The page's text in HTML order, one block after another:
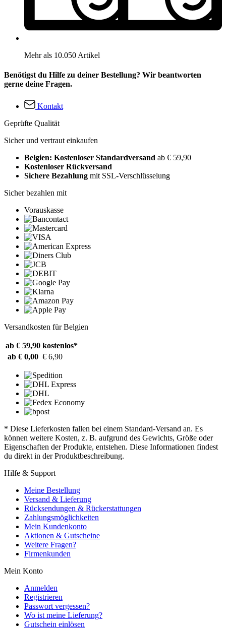
Mehr als 10.050 Artikel
Benötigst du Hilfe zu deiner Bestellung? Wir beantworten
gerne deine Fragen.
Kontakt
Geprüfte Qualität
Sicher und vertraut einkaufen
Belgien: Kostenloser Standardversand ab € 59,90
Kostenloser Rückversand
Sichere Bezahlung mit SSL-Verschlüsselung
Sicher bezahlen mit
Vorauskasse
Versandkosten für Belgien
ab € 59,90 kostenlos*
ab € 0,00 € 6,90
* Diese Lieferkosten fallen bei einem Standard-Versand an. Es
können weitere Kosten, z. B. aufgrund des Gewichts, Größe oder
Eigenschaften der Produkte, entstehen. Diese Informationen findest
du direkt in der Produktbeschreibung.
Hilfe & Support
Meine Bestellung
Versand & Lieferung
Rücksendungen & Rückerstattungen
Zahlungsmöglichkeiten
Mein Kundenkonto
Aktionen & Gutscheine
Weitere Fragen?
Firmenkunden
Mein Konto
Anmelden
Registrieren
Passwort vergessen?
Wo ist meine Lieferung?
Gutschein einlösen